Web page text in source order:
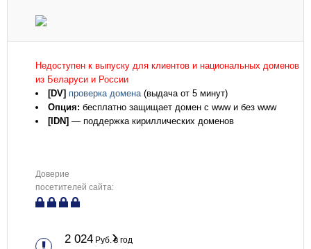
Недоступен к выпуску для клиентов и национальных доменов
из Беларуси и России
[DV] проверка домена(выдача от 5 минут)
Опция: бесплатно защищает домен с www и без www
[IDN] — поддержка кириллических доменов
Доверие
посетителей сайта:
2 024 Руб. в год